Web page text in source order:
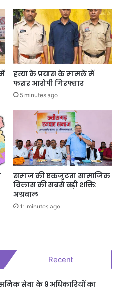
हत्या के प्रयास के मामले में
फरार आरोपी गिरफ्तार
5 minutes ago
समाज की एकजुटता सामाजिक
विकास की सबसे बड़ी शक्ति:
अग्रवाल
11 minutes ago
Recent
सेवा के 9 अधिकारियों का